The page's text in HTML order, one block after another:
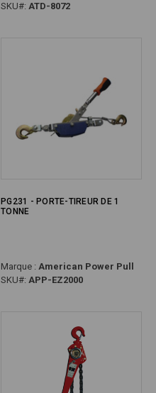
SKU#: ATD-8072
PG231 - PORTE-TIREUR DE 1
TONNE
Marque : American Power Pull
SKU#: APP-EZ2000